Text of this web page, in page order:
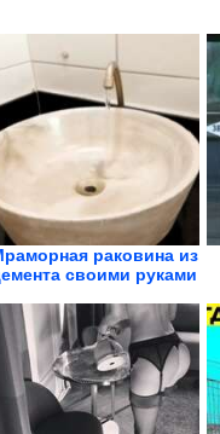
раковина из
своими руками